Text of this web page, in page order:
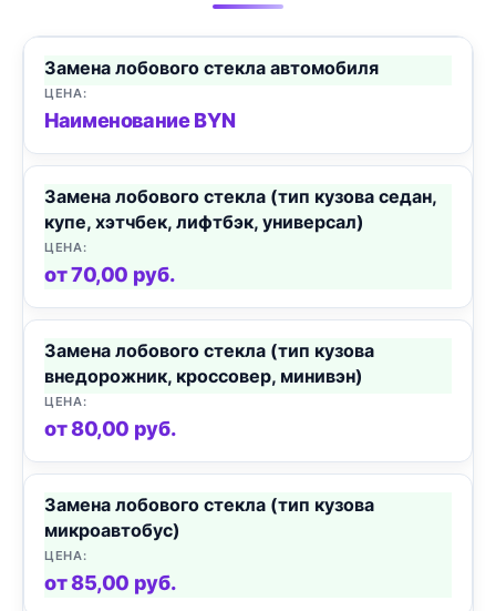
Замена лобового стекла автомобиля
Наименование BYN
Замена лобового стекла (тип кузова седан,
купе, хэтчбек, лифтбэк, универсал)
от 70,00 руб.
Замена лобового стекла (тип кузова
внедорожник, кроссовер, минивэн)
от 80,00 руб.
Замена лобового стекла (тип кузова
микроавтобус)
от 85,00 руб.